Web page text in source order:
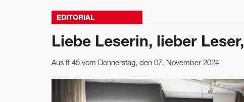
EDITORIAL
Liebe Leserin, lieber Leser,
Aus ff 45 vom Donnerstag, den 07. November 2024